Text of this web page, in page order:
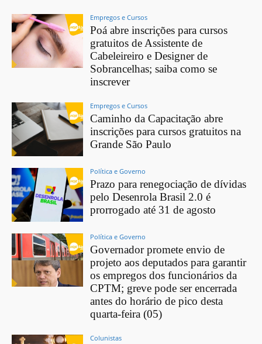
Empregos e Cursos
Poá abre inscrições para cursos
gratuitos de Assistente de
Cabeleireiro e Designer de
Sobrancelhas; saiba como se
inscrever
Empregos e Cursos
Caminho da Capacitação abre
inscrições para cursos gratuitos na
Grande São Paulo
Política e Governo
Prazo para renegociação de dívidas
pelo Desenrola Brasil 2.0 é
prorrogado até 31 de agosto
Política e Governo
Governador promete envio de
projeto aos deputados para garantir
os empregos dos funcionários da
CPTM; greve pode ser encerrada
antes do horário de pico desta
quarta-feira (05)
Colunistas